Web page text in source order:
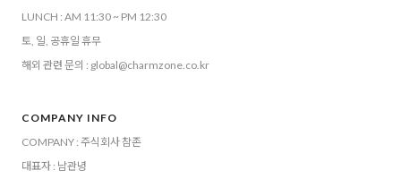
LUNCH : AM 11:30 ~ PM 12:30
토, 일, 공휴일 휴무
해외 관련 문의 : global@charmzone.co.kr
COMPANY INFO
COMPANY : 주식회사 참존
대표자 : 남관녕